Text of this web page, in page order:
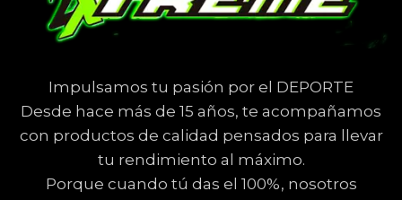
Impulsamos tu pasión por el DEPORTE
Desde hace más de 15 años, te acompañamos
con productos de calidad pensados para llevar
tu rendimiento al máximo.
Porque cuando tú das el 100%, nosotros